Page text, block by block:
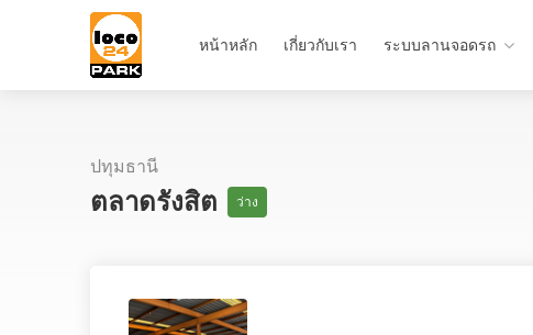
หน้าหลัก เกี่ยวกับเรา ระบบลานจอดรถ
ปทุมธานี
ตลาดรังสิต ว่าง